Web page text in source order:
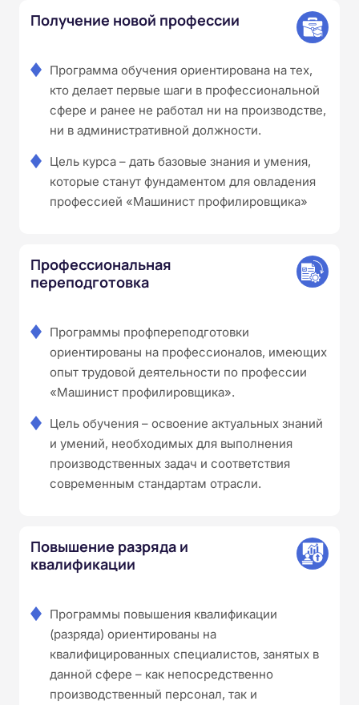
Получение новой профессии
Программа обучения ориентирована на тех,
кто делает первые шаги в профессиональной
сфере и ранее не работал ни на производстве,
ни в административной должности.
Цель курса – дать базовые знания и умения,
которые станут фундаментом для овладения
профессией «Машинист профилировщика»
Профессиональная
переподготовка
Программы профпереподготовки
ориентированы на профессионалов, имеющих
опыт трудовой деятельности по профессии
«Машинист профилировщика».
Цель обучения – освоение актуальных знаний
и умений, необходимых для выполнения
производственных задач и соответствия
современным стандартам отрасли.
Повышение разряда и
квалификации
Программы повышения квалификации
(разряда) ориентированы на
квалифицированных специалистов, занятых в
данной сфере – как непосредственно
производственный персонал, так и